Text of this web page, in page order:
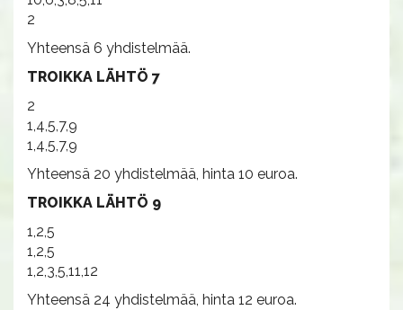
2
Yhteensä 6 yhdistelmää.
TROIKKA LÄHTÖ 7
2
1,4,5,7,9
1,4,5,7,9
Yhteensä 20 yhdistelmää, hinta 10 euroa.
TROIKKA LÄHTÖ 9
1,2,5
1,2,5
1,2,3,5,11,12
Yhteensä 24 yhdistelmää, hinta 12 euroa.